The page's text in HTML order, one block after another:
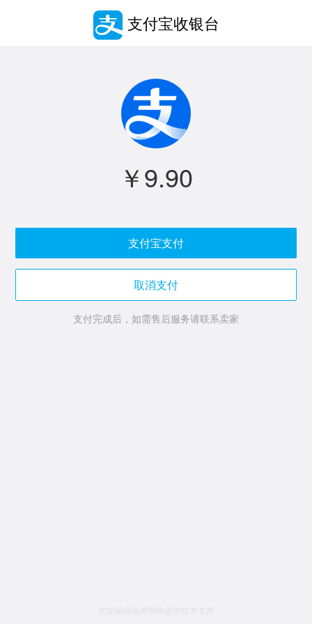
支付宝收银台
￥9.90
支付宝支付
取消支付
支付完成后，如需售后服务请联系卖家